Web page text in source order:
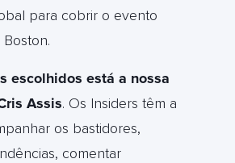
para cobrir o evento
escolhidos está a nossa
Assis. Os Insiders têm a
os bastidores,
comentar